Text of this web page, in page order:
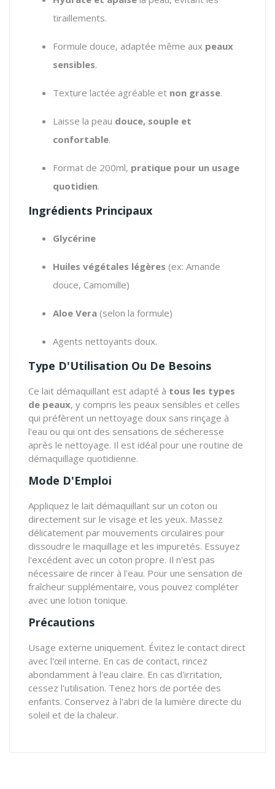
tiraillements.
Formule douce, adaptée même aux peaux
sensibles.
Texture lactée agréable et non grasse.
Laisse la peau douce, souple et
confortable.
Format de 200ml, pratique pour un usage
quotidien.
Ingrédients Principaux
Glycérine
Huiles végétales légères (ex: Amande
douce, Camomille)
Aloe Vera (selon la formule)
Agents nettoyants doux.
Type D'Utilisation Ou De Besoins
Ce lait démaquillant est adapté à tous les types
de peaux, y compris les peaux sensibles et celles
qui préfèrent un nettoyage doux sans rinçage à
l'eau ou qui ont des sensations de sécheresse
après le nettoyage. Il est idéal pour une routine de
démaquillage quotidienne.
Mode D'Emploi
Appliquez le lait démaquillant sur un coton ou
directement sur le visage et les yeux. Massez
délicatement par mouvements circulaires pour
dissoudre le maquillage et les impuretés. Essuyez
l'excédent avec un coton propre. Il n'est pas
nécessaire de rincer à l'eau. Pour une sensation de
fraîcheur supplémentaire, vous pouvez compléter
avec une lotion tonique.
Précautions
Usage externe uniquement. Évitez le contact direct
avec l'œil interne. En cas de contact, rincez
abondamment à l'eau claire. En cas d'irritation,
cessez l'utilisation. Tenez hors de portée des
enfants. Conservez à l'abri de la lumière directe du
soleil et de la chaleur.